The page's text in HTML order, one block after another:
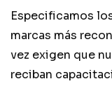
Especificamos
marcas más
vez exigen que
reciban